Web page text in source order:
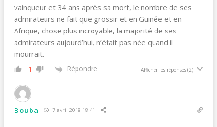
vainqueur et 34 ans après sa mort, le nombre de ses
admirateurs ne fait que grossir et en Guinée et en
Afrique, chose plus incroyable, la majorité de ses
admirateurs aujourd’hui, n’était pas née quand il
mourrait.
-1 Répondre Afficher les réponses (2)
Bouba 7 avril 2018 18:41